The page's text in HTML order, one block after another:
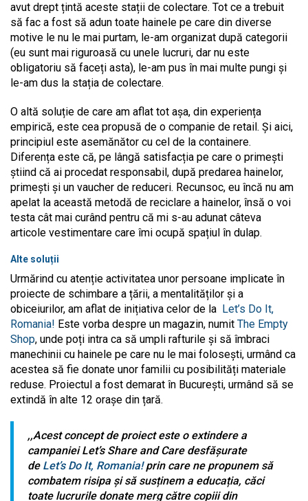
avut drept țintă aceste stații de colectare. Tot ce a trebuit
să fac a fost să adun toate hainele pe care din diverse
motive le nu le mai purtam, le-am organizat după categorii
(eu sunt mai riguroasă cu unele lucruri, dar nu este
obligatoriu să faceți asta), le-am pus în mai multe pungi și
le-am dus la stația de colectare.
O altă soluție de care am aflat tot așa, din experiența
empirică, este cea propusă de o companie de retail. Și aici,
principiul este asemănător cu cel de la containere.
Diferența este că, pe lângă satisfacția pe care o primești
știind că ai procedat responsabil, după predarea hainelor,
primești și un vaucher de reduceri. Recunsoc, eu încă nu am
apelat la această metodă de reciclare a hainelor, însă o voi
testa cât mai curând pentru că mi s-au adunat câteva
articole vestimentare care îmi ocupă spațiul în dulap.
Alte soluții
Urmărind cu atenție activitatea unor persoane implicate în
proiecte de schimbare a țării, a mentalităților și a
obiceiurilor, am aflat de inițiativa celor de la Let’s Do It,
Romania! Este vorba despre un magazin, numit The Empty
Shop, unde poți intra ca să umpli rafturile și să îmbraci
manechinii cu hainele pe care nu le mai folosești, urmând ca
acestea să fie donate unor familii cu posibilități materiale
reduse. Proiectul a fost demarat în București, urmând să se
extindă în alte 12 orașe din țară.
,,Acest concept de proiect este o extindere a
campaniei Let’s Share and Care desfășurate
de Let’s Do It, Romania!prin care ne propunem să
combatem risipa și să susținem a educația, căci
toate lucrurile donate merg către copiii din